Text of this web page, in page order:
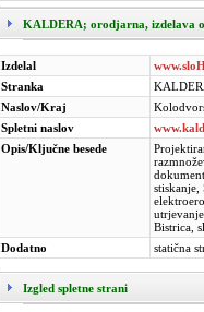
KALDERA; orodjarna, izdelava
Izdelal
Stranka
Naslov/Kraj
Spletni naslov
Opis/Ključne besede
stiskanje,
Bistrica,
Dodatno
statična
Izgled spletne strani